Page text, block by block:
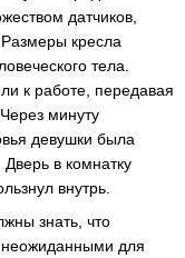
датчиков,
Размеры кресла
тела.
к работе, передавая
минуту
девушки была
в комнатку
внутрь.
знать, что
неожиданными для